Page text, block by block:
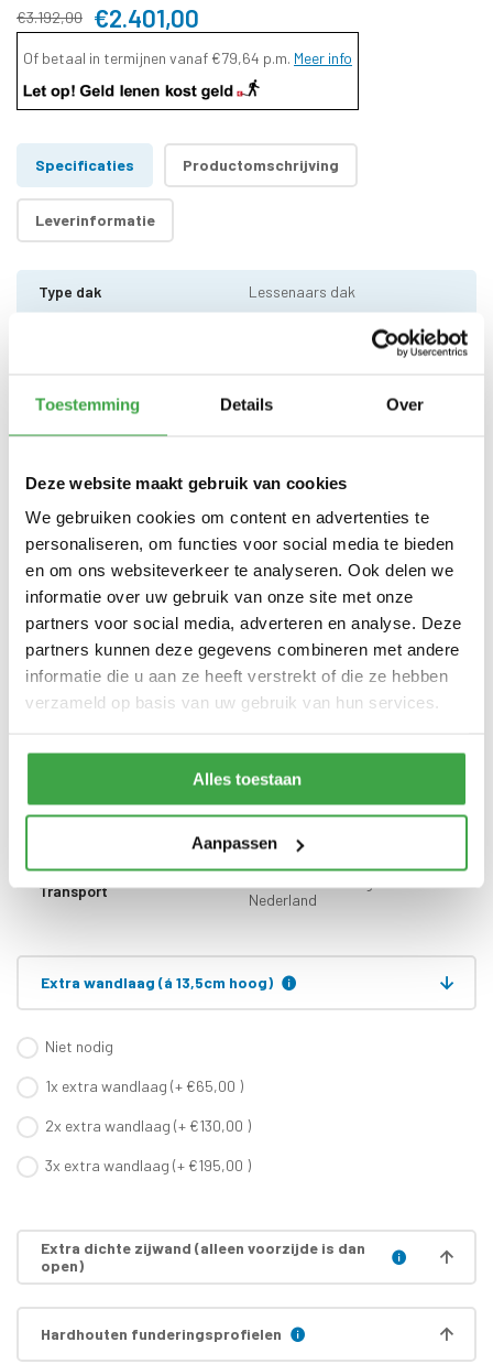
Toestemming Details Over
Deze website maakt gebruik van cookies
We gebruiken cookies om content en advertenties te
personaliseren, om functies voor social media te bieden
en om ons websiteverkeer te analyseren. Ook delen we
informatie over uw gebruik van onze site met onze
partners voor social media, adverteren en analyse. Deze
partners kunnen deze gegevens combineren met andere
informatie die u aan ze heeft verstrekt of die ze hebben
verzameld op basis van uw gebruik van hun services.
Alles toestaan
Aanpassen
€3.192,00 €2.401,00
Of betaal in termijnen vanaf €79,64 p.m. Meer info
Specificaties Productomschrijving
Leverinformatie
Type dak Lessenaars dak
geplaatst
Wandhoogte Voor 217 cm / achter 207 cm
Dakhoogte totaal Voor 222 cm / achter 212 cm
Staander
10 x 10 cm - 1 stuks incl.
stelvoet
Schoren 7 x 7 cm - 2 stuks
Dakhout 18 mm dakhout
EPDM uit 1 stuk geleverd incl.
kit - met 10 jaar garantie
Alle bevestigingsmaterialen
zijn inbegrepen
Transport
Nederland
Extra wandlaag (á 13,5cm hoog)
Niet nodig
1x extra wandlaag (+ €65,00 )
2x extra wandlaag (+ €130,00 )
3x extra wandlaag (+ €195,00 )
Extra dichte zijwand (alleen voorzijde is dan
open)
Hardhouten funderingsprofielen